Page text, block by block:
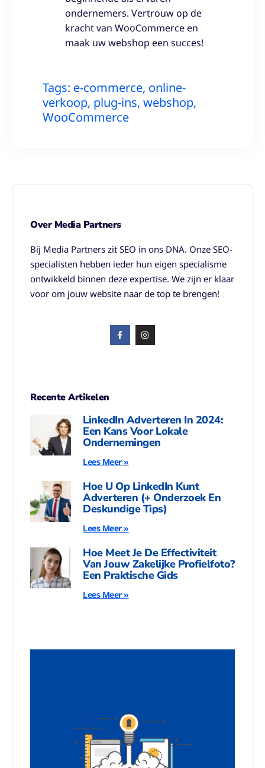
ondernemers. Vertrouw op de
kracht van WooCommerce en
maak uw webshop een succes!
Tags: e-commerce, online-
verkoop, plug-ins, webshop,
WooCommerce
Over Media Partners
Bij Media Partners zit SEO in ons DNA. Onze SEO-
specialisten hebben ieder hun eigen specialisme
ontwikkeld binnen deze expertise. We zijn er klaar
voor om jouw website naar de top te brengen!
Recente Artikelen
LinkedIn Adverteren In 2024:
Een Kans Voor Lokale
Ondernemingen
Lees Meer »
Hoe U Op LinkedIn Kunt
Adverteren (+ Onderzoek En
Deskundige Tips)
Lees Meer »
Hoe Meet Je De Effectiviteit
Van Jouw Zakelijke Profielfoto?
Een Praktische Gids
Lees Meer »